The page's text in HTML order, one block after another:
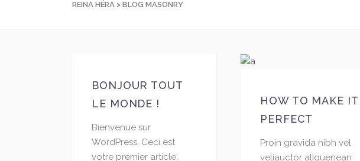
REINA HÉRA > BLOG MASONRY
BONJOUR TOUT
LE MONDE !
Bienvenue sur
WordPress. Ceci est
votre premier article.
HOW TO MAKE IT
PERFECT
Proin gravida nibh vel
veliauctor aliquenean